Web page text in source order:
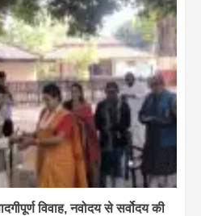
विवाह, नवोदय से सर्वोदय की